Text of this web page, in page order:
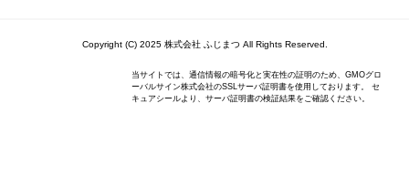
Copyright (C) 2025 株式会社 ふじまつ All Rights Reserved.
当サイトでは、通信情報の暗号化と実在性の証明のため、GMOグロ
ーバルサイン株式会社のSSLサーバ証明書を使用しております。 セ
キュアシールより、サーバ証明書の検証結果をご確認ください。